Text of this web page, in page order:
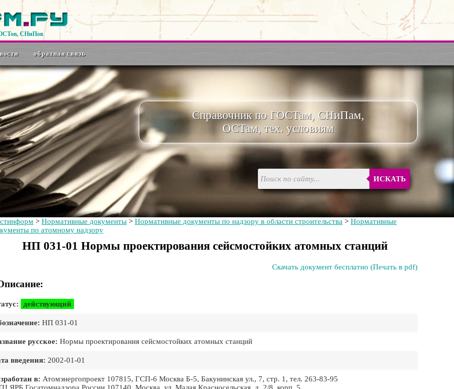
СНиПов
обратная связь
Справочник по ГОСТам, СНиПам,
ОСТам, тех. условиям
ИСКАТЬ
> Нормативные документы > Нормативные документы по надзору в области строительства > Нормативные
по атомному надзору
НП 031-01 Нормы проектирования сейсмостойких атомных станций
Скачать документ бесплатно (Печать в pdf)
действующий
НП 031-01
русское: Нормы проектирования сейсмостойких атомных станций
введения: 2002-01-01
в: Атомэнергопроект 107815, ГСП-6 Москва Б-5, Бакунинская ул., 7, стр. 1, тел. 263-83-95